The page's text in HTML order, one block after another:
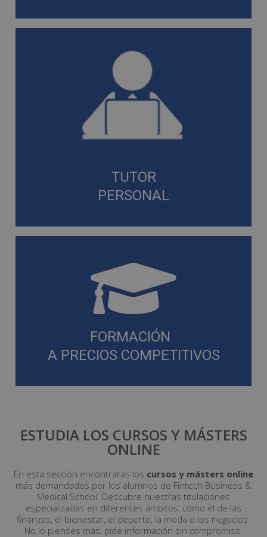
TUTOR
PERSONAL
FORMACIÓN
A PRECIOS COMPETITIVOS
ESTUDIA LOS CURSOS Y MÁSTERS
ONLINE
En esta sección encontrarás los cursos y másters online
más demandados por los alumnos de Fintech Business &
Medical School. Descubre nuestras titulaciones
especializadas en diferentes ámbitos, como el de las
finanzas, el bienestar, el deporte, la moda o los negocios.
No lo pienses más, pide información sin compromiso.